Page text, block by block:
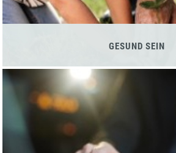
GESUND SEIN